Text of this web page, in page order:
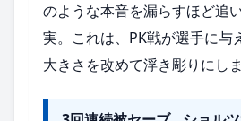
のような本音を漏らすほど追
実。これは、PK戦が選手に与
大きさを改めて浮き彫りにしま